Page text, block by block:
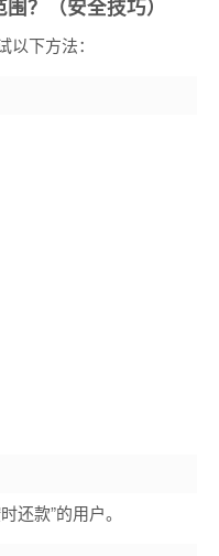
？（安全技巧）
下方法：
还款”的用户。